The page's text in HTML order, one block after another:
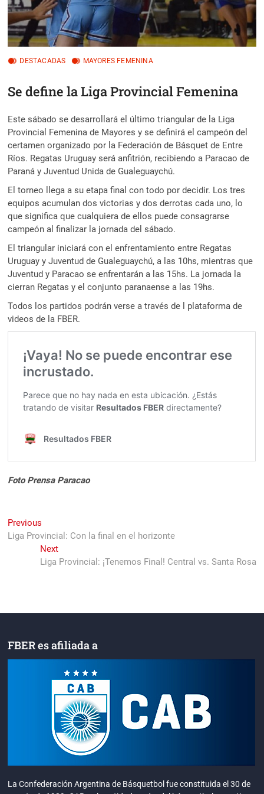
DESTACADAS MAYORES FEMENINA
Se define la Liga Provincial Femenina
Este sábado se desarrollará el último triangular de la Liga
Provincial Femenina de Mayores y se definirá el campeón del
certamen organizado por la Federación de Básquet de Entre
Ríos. Regatas Uruguay será anfitrión, recibiendo a Paracao de
Paraná y Juventud Unida de Gualeguaychú.
El torneo llega a su etapa final con todo por decidir. Los tres
equipos acumulan dos victorias y dos derrotas cada uno, lo
que significa que cualquiera de ellos puede consagrarse
campeón al finalizar la jornada del sábado.
El triangular iniciará con el enfrentamiento entre Regatas
Uruguay y Juventud de Gualeguaychú, a las 10hs, mientras que
Juventud y Paracao se enfrentarán a las 15hs. La jornada la
cierran Regatas y el conjunto paranaense a las 19hs.
Todos los partidos podrán verse a través de l plataforma de
videos de la FBER.
Foto Prensa Paracao
Navegación
de
entradas
Previous
post:
Liga Provincial: Con la final en el horizonte
NextNext
post:
Liga Provincial: ¡Tenemos Final! Central vs. Santa Rosa
FBER es afiliada a
La Confederación Argentina de Básquetbol fue constituida el 30 de